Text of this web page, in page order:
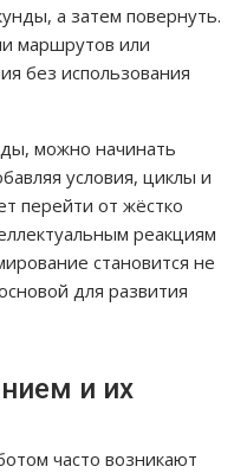
а затем повернуть.
маршрутов или
без использования
можно начинать
условия, циклы и
перейти от жёстко
реакциям
становится не
для развития
и их
часто возникают